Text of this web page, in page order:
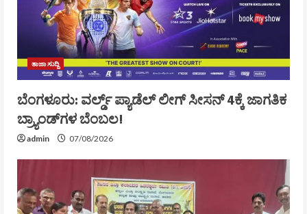
ತಾಜಾ ಸುದ್ದಿ
ಬೆಂಗಳೂರು: ವರ್ಲ್ಡ್ ಪ್ಯಾಡೆಲ್ ಲೀಗ್ ಸೀಸನ್ 4ಕ್ಕೆ ಜಾಗತಿಕ
ಬ್ರ್ಯಾಂಡ್‌ಗಳ ಬೆಂಬಲ!
admin 07/08/2026